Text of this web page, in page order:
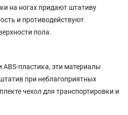
на ногах придают штативу
и противодействуют
пола.
пластика, эти материалы
при неблагоприятных
чехол для транспортировки и